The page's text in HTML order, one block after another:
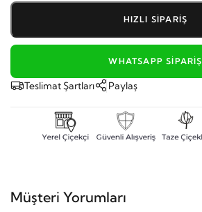
HIZLI SIPARIŞ
WHATSAPP SIPARIŞ
Teslimat Şartları Paylaş
Müşteri Yorumları